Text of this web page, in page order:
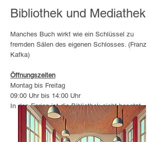
Bibliothek und Mediathek
Manches Buch wirkt wie ein Schlüssel zu
fremden Sälen des eigenen Schlosses. (Franz
Kafka)
Öffnungszeiten
Montag bis Freitag
09:00 Uhr bis 14:00 Uhr
In den Ferien ist die Bibliothek nicht besetzt.